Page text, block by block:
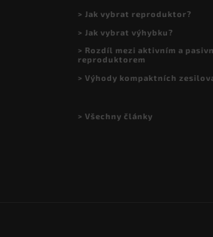
> Jak vybrat reproduktor?
> Jak vybrat výhybku?
> Rozdíl mezi aktivním a
reproduktorem
> Výhody kompaktních
> Všechny články